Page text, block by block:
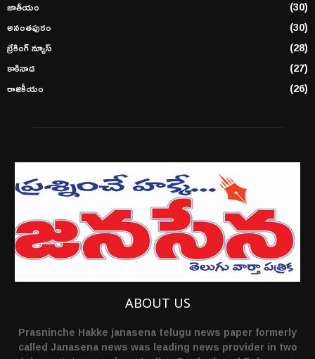
జాతీయం
(30)
అనంతపురం
(30)
బ్రేకింగ్ న్యూస్
(28)
కాకినాడ
(27)
రాజకీయం
(26)
ABOUT US
Prasninche Hakke janasena telugu news paper formerly
called Janasena news was leading news provider in two